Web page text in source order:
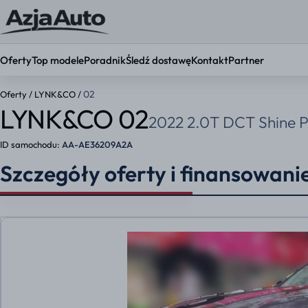
OfertyTop modelePoradnikŚledź dostawęKontaktPartner
KONFIGURATOR
Ustaw
36 mies. 48
Oferty / LYNK&CO /02
LYNK&CO 022022 2.0T DCT Shine
ID samochodu: AA-AE36209A2A
Szczegóły oferty i